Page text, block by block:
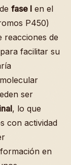
fase I en el
P450)
reacciones de
facilitar su
ser
, lo que
con actividad
en